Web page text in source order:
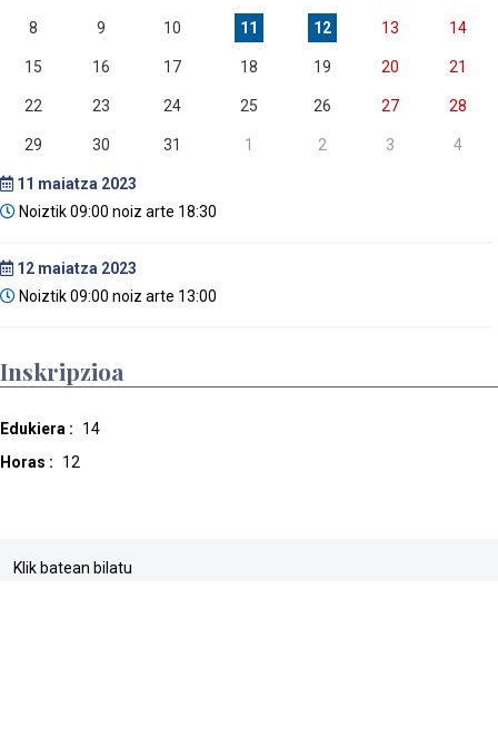
8 9 10 11 12 13 14
15 16 17 18 19 20 21
22 23 24 25 26 27 28
29 30 31 1 2 3 4
11 maiatza 2023
Noiztik 09:00 noiz arte 18:30
12 maiatza 2023
Noiztik 09:00 noiz arte 13:00
Inskripzioa
Edukiera :
14
Horas :
12
Klik batean bilatu